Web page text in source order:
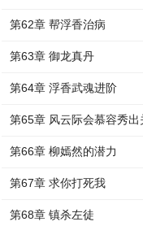
第62章 帮浮香治病
第63章 御龙真丹
第64章 浮香武魂进阶
第65章 风云际会慕容秀出
第66章 柳嫣然的潜力
第67章 求你打死我
第68章 镇杀左徒